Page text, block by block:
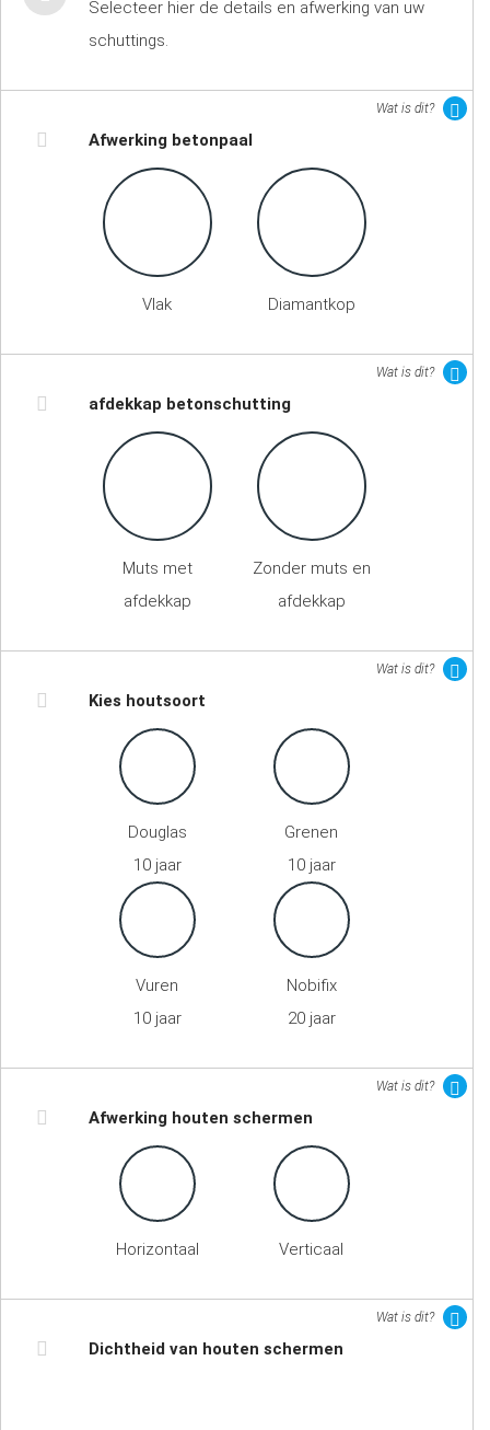
Selecteer hier de details en afwerking van uw
schuttings.
Wat is dit?
Afwerking betonpaal
Vlak Diamantkop
Wat is dit?
afdekkap betonschutting
Muts met
afdekkap
Zonder muts en
afdekkap
Wat is dit?
Kies houtsoort
Douglas
10 jaar
Grenen
10 jaar
Vuren
10 jaar
Nobifix
20 jaar
Wat is dit?
Afwerking houten schermen
Horizontaal Verticaal
Wat is dit?
Dichtheid van houten schermen